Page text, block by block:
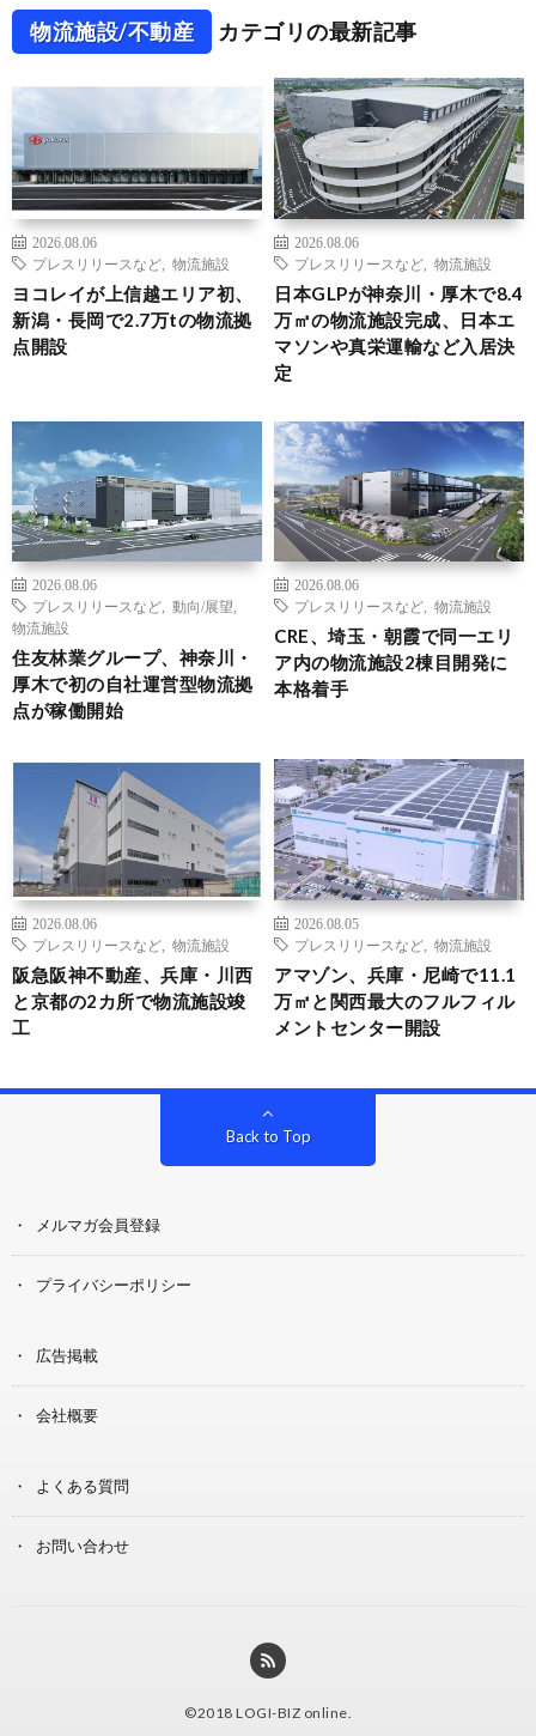
物流施設/不動産 カテゴリの最新記事
2026.08.06
プレスリリースなど
物流施設
ヨコレイが上信越エリア初、
新潟・長岡で2.7万tの物流拠
点開設
2026.08.06
プレスリリースなど
物流施設
日本GLPが神奈川・厚木で8.4
万㎡の物流施設完成、日本エ
マソンや真栄運輸など入居決
定
2026.08.06
プレスリリースなど
動向/展望
物流施設
住友林業グループ、神奈川・
厚木で初の自社運営型物流拠
点が稼働開始
2026.08.06
プレスリリースなど
物流施設
CRE、埼玉・朝霞で同一エリ
ア内の物流施設2棟目開発に
本格着手
2026.08.06
プレスリリースなど
物流施設
阪急阪神不動産、兵庫・川西
と京都の2カ所で物流施設竣
工
2026.08.05
プレスリリースなど
物流施設
アマゾン、兵庫・尼崎で11.1
万㎡と関西最大のフルフィル
メントセンター開設
Back to Top
メルマガ会員登録
プライバシーポリシー
広告掲載
会社概要
よくある質問
お問い合わせ
©2018 LOGI-BIZ online